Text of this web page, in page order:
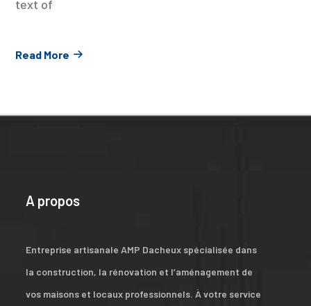
text of
Read More
A propos
Entreprise artisanale AMP Dacheux spécialisée dans
la construction, la rénovation et l’aménagement de
vos maisons et locaux professionnels. À votre service